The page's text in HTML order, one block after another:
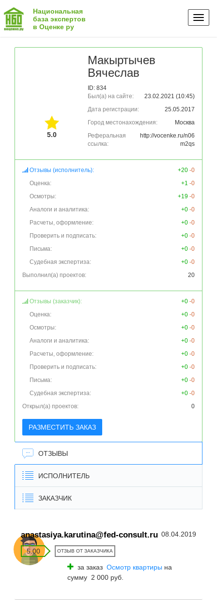
Национальная
база экспертов
в Оценке ру
5.0
Макыртычев
Вячеслав
ID: 834
Был(а) на сайте:
23.02.2021 (10:45)
Дата регистрации:
25.05.2017
Город местонахождения:
Москва
Реферальная
ссылка:
http://vocenke.ru/n06
m2qs
Отзывы (исполнитель): +20 -0
Оценка:
+1 -0
Осмотры:
+19 -0
Аналоги и аналитика:
+0 -0
Расчеты, оформление:
+0 -0
Проверить и подписать:
+0 -0
Письма:
+0 -0
Судебная экспертиза:
+0 -0
Выполнил(а) проектов:
20
Отзывы (заказчик): +0 -0
Оценка:
+0 -0
Осмотры:
+0 -0
Аналоги и аналитика:
+0 -0
Расчеты, оформление:
+0 -0
Проверить и подписать:
+0 -0
Письма:
+0 -0
Судебная экспертиза:
+0 -0
Открыл(а) проектов:
0
РАЗМЕСТИТЬ ЗАКАЗ
ОТЗЫВЫ
ИСПОЛНИТЕЛЬ
ЗАКАЗЧИК
anastasiya.karutina@fed-consult.ru 08.04.2019
5.00 ОТЗЫВ ОТ ЗАКАЗЧИКА
за заказ Осмотр квартиры на
сумму 2 000 руб.